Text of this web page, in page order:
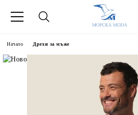
Начало Дрехи за мъже